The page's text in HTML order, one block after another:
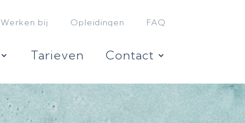
Werken bij Opleidingen FAQ
Tarieven Contact